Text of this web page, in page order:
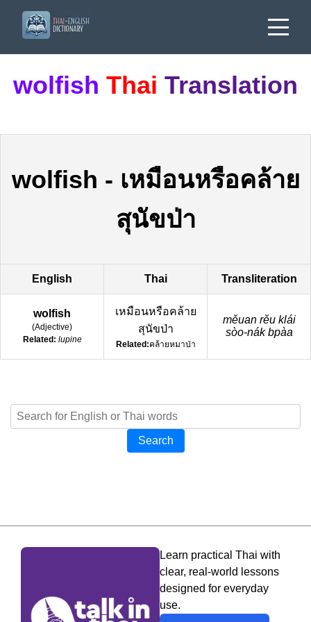
wolfish Thai Translation
wolfish - เหมือนหรือคล้าย
สุนัขป่า
English Thai Transliteration
wolfish
(Adjective)
Related: lupine
เหมือนหรือคล้าย
สุนัขป่า
Related:คล้ายหมาป่า
měuan rěu klái
sòo-nák bpàa
Search
Learn practical Thai with
clear, real-world lessons
designed for everyday
use.